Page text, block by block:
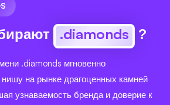
.diamonds ?
.diamonds мгновенно
на рынке драгоценных камней
узнаваемость бренда и доверие к